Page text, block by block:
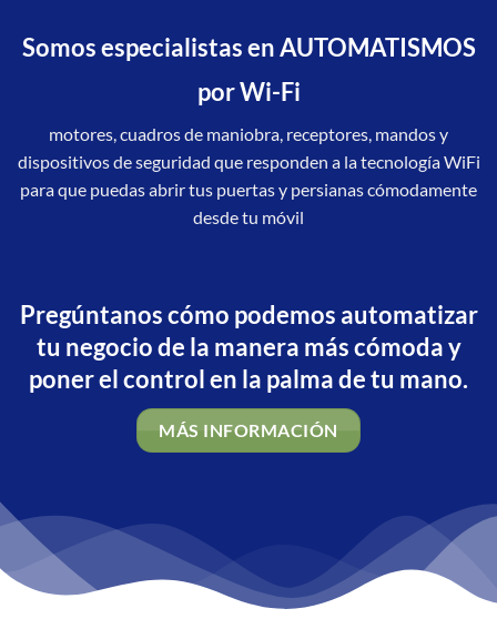
Somos especialistas en AUTOMATISMOS
por Wi-Fi
motores, cuadros de maniobra, receptores, mandos y
dispositivos de seguridad que responden a la tecnología WiFi
para que puedas abrir tus puertas y persianas cómodamente
desde tu móvil
Pregúntanos cómo podemos automatizar
tu negocio de la manera más cómoda y
poner el control en la palma de tu mano.
MÁS INFORMACIÓN